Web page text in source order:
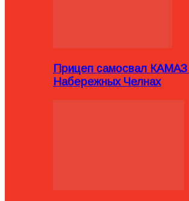
Прицеп самосвал КАМАЗ
Набережных Челнах